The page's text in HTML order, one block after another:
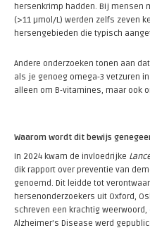
hersenkrimp hadden. Bij mensen
(>11 µmol/L) werden zelfs zeven
hersengebieden die typisch
Andere onderzoeken tonen aan
als je genoeg omega-3 vetzuren
alleen om B-vitamines, maar ook
Waarom wordt dit bewijs
In 2024 kwam de invloedrijke
dik rapport over preventie van
genoemd. Dit leidde tot
hersenonderzoekers uit Oxford,
schreven een krachtig
Alzheimer’s Disease werd